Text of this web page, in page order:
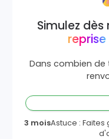
Simulez
reprise
Dans combien de
3 moisAstuce :